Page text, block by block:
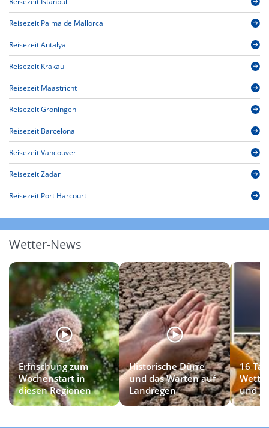
Reisezeit Palma de Mallorca
Reisezeit Antalya
Reisezeit Krakau
Reisezeit Maastricht
Reisezeit Groningen
Reisezeit Barcelona
Reisezeit Vancouver
Reisezeit Zadar
Reisezeit Port Harcourt
Wetter-News
Erfrischung zum
Wochenstart in
diesen Regionen
Historische Dürre
und das Warten auf
Landregen
16
und